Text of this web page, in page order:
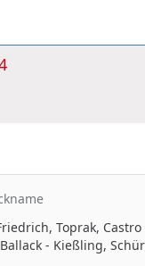
Toprak,
- Kießling,